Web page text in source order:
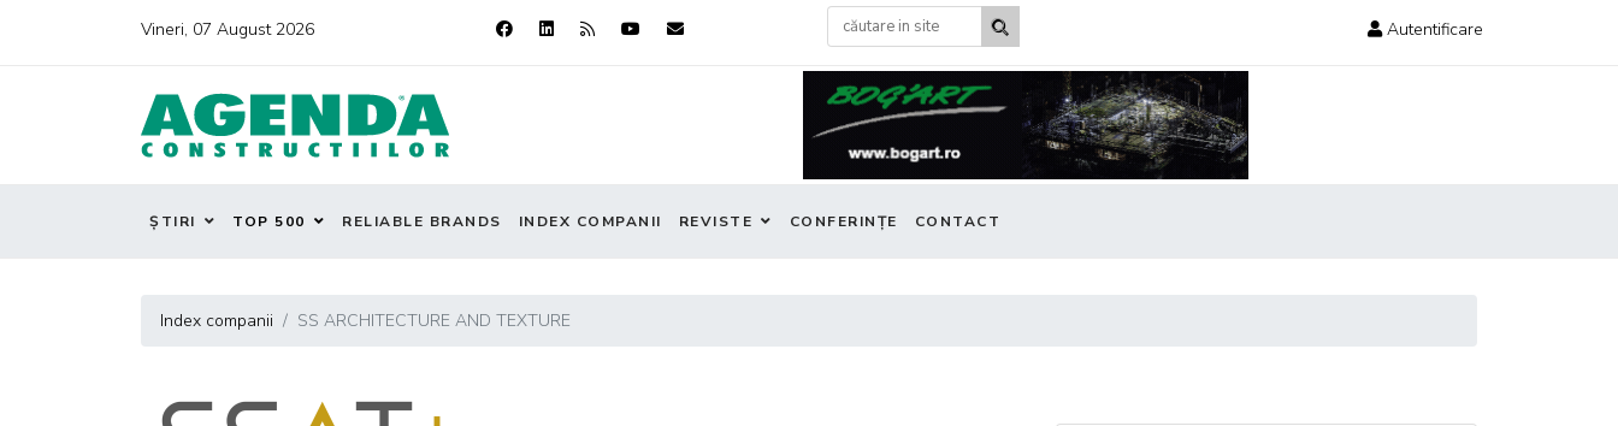
Vineri, 07 August 2026 Autentificare
ȘTIRI TOP 500 RELIABLE BRANDS INDEX COMPANII REVISTE CONFERINȚE CONTACT
Index companii SS ARCHITECTURE AND TEXTURE